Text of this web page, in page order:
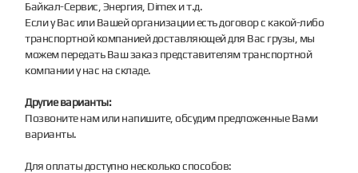
Байкал-Сервис, Энергия, Dimex и т.д.
Если у Вас или Вашей организации есть договор с какой-либо
транспортной компанией доставляющей для Вас грузы, мы
можем передать Ваш заказ представителям транспортной
компании у нас на складе.
Другие варианты:
Позвоните нам или напишите, обсудим предложенные Вами
варианты.
Для оплаты доступно несколько способов: